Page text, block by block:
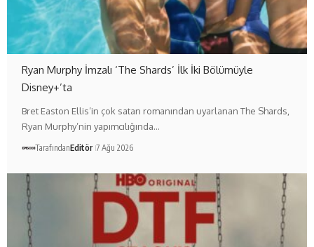
Ryan Murphy İmzalı ‘The Shards’ İlk İki Bölümüyle
Disney+’ta
Bret Easton Ellis’in çok satan romanından uyarlanan The Shards,
Ryan Murphy’nin yapımcılığında…
TarafındanEditör 7 Ağu 2026